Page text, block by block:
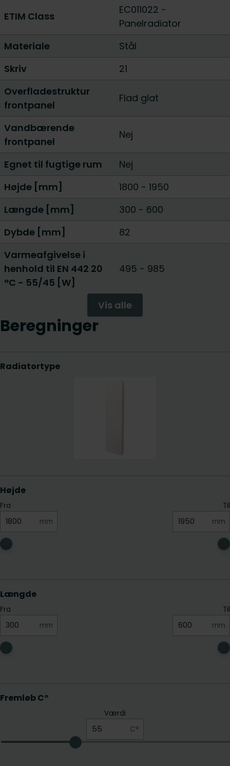
ETIM Class
EC011022 -
Panelradiator
Materiale
Stål
Skriv
21
Overfladestruktur
frontpanel
Flad glat
Vandbærende
frontpanel
Nej
Egnet til fugtige rum
Nej
Højde [mm]
1800 - 1950
Længde [mm]
300 - 600
Dybde [mm]
82
Varmeafgivelse i
henhold til EN 442 20
°C - 55/45 [W]
495 - 985
Vis alle
Beregninger